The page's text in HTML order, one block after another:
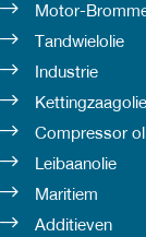
Motor-
Tandwielolie
Industrie
Kettingzaagolie
Compressor
Leibaanolie
Maritiem
Additieven